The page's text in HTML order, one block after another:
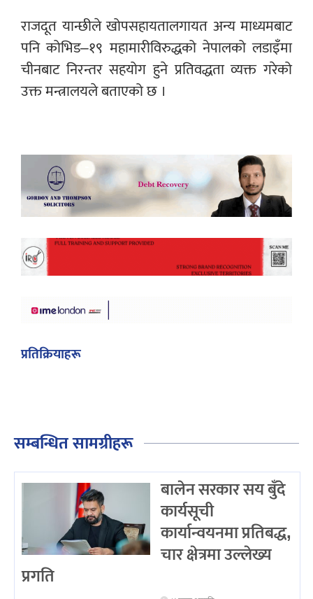
राजदूत यान्छीले खोपसहायतालगायत अन्य माध्यमबाट
पनि कोभिड–१९ महामारीविरुद्धको नेपालको लडाइँमा
चीनबाट निरन्तर सहयोग हुने प्रतिवद्धता व्यक्त गरेको
उक्त मन्त्रालयले बताएको छ ।
प्रतिक्रियाहरू
सम्बन्धित सामग्रीहरू
बालेन सरकार सय बुँदे
कार्यसूची
कार्यान्वयनमा प्रतिबद्ध,
चार क्षेत्रमा उल्लेख्य
प्रगति